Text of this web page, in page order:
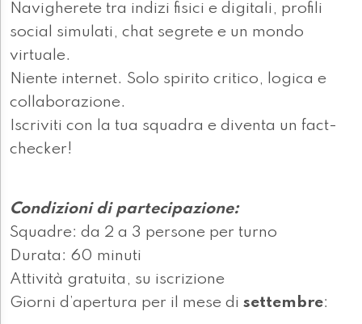
Navigherete tra indizi fisici e digitali, profili
social simulati, chat segrete e un mondo
virtuale.
Niente internet. Solo spirito critico, logica e
collaborazione.
Iscriviti con la tua squadra e diventa un fact-
checker!
Condizioni di partecipazione:
Squadre: da 2 a 3 persone per turno
Durata: 60 minuti
Attività gratuita, su iscrizione
Giorni d’apertura per il mese di settembre: